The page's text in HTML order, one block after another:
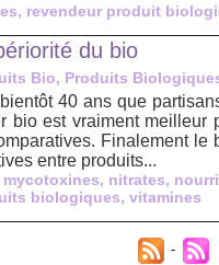
, revendeur produit
du bio
Bio, Produits
40 ans que
bio est vraiment meilleur
Finalement le
entre produits...
mycotoxines, nitrates,
biologiques, vitamines